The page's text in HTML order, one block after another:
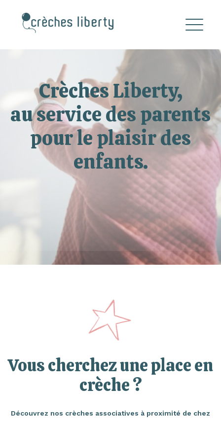
Crèches Liberty,
au service des parents
pour le plaisir des
enfants.
Vous cherchez une place en
crèche ?
Découvrez nos crèches associatives à proximité de chez